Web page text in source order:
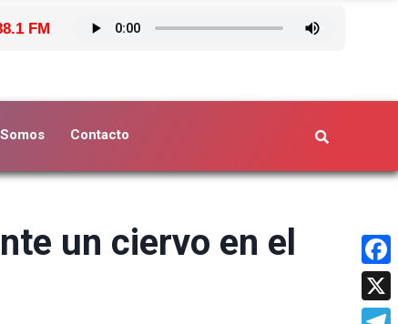
FM
Contacto
un ciervo en el
X